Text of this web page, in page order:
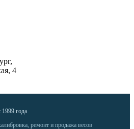
4
года
ремонт и продажа весов